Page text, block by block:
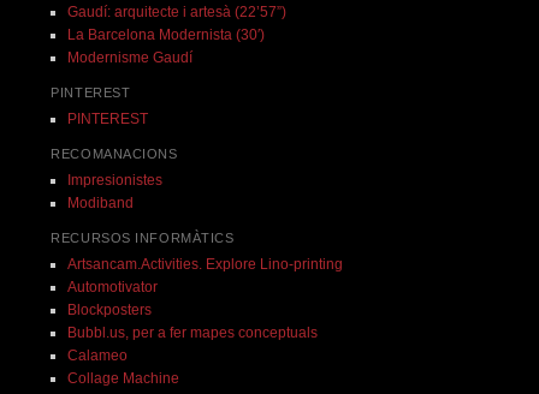
Gaudí: arquitecte i artesà (22’57”)
La Barcelona Modernista (30′)
Modernisme Gaudí
PINTEREST
PINTEREST
RECOMANACIONS
Impresionistes
Modiband
RECURSOS INFORMÀTICS
Artsancam.Activities. Explore Lino-printing
Automotivator
Blockposters
Bubbl.us, per a fer mapes conceptuals
Calameo
Collage Machine